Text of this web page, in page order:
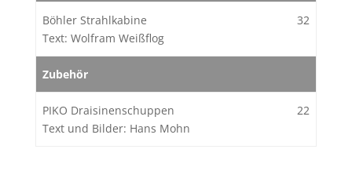
Böhler Strahlkabine
Text: Wolfram Weißflog
32
Zubehör
PIKO Draisinenschuppen
Text und Bilder: Hans Mohn
22